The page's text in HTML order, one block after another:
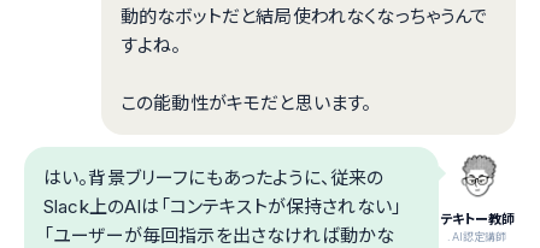
動的なボットだと結局使われなくなっちゃうんで
すよね。
この能動性がキモだと思います。
テキトー教師
.AI認定講師
はい。背景ブリーフにもあったように、従来の
Slack上のAIは「コンテキストが保持されない」
「ユーザーが毎回指示を出さなければ動かな